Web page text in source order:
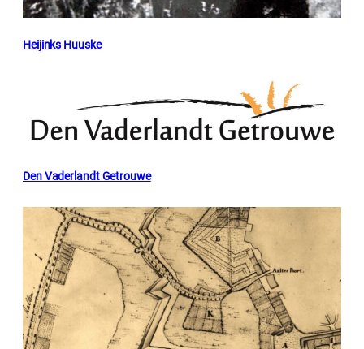
Heijinks Huuske
Den Vaderlandt Getrouwe